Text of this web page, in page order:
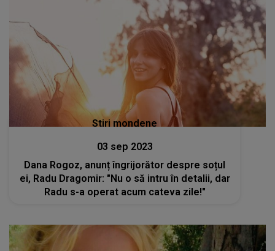
Stiri mondene
03 sep 2023
Dana Rogoz, anunț îngrijorător despre soțul
ei, Radu Dragomir: "Nu o să intru în detalii, dar
Radu s-a operat acum cateva zile!"